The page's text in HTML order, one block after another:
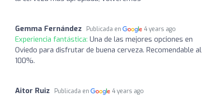
Gemma Fernández Publicada en 4 years ago
Experiencia fantástica: Una de las mejores opciones en
Oviedo para disfrutar de buena cerveza. Recomendable al
100%.
Aitor Ruiz Publicada en 4 years ago